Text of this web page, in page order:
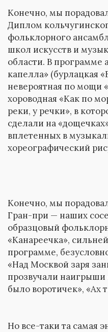
Конечно, мы
Диплом
фольклорного
школ искусств и
области. В программе
капелла» (бурлацкая
невероятная по мощи
хороводная «Как по
реки, у речки», в
сделали на
вплетенных в
хореографический
Конечно, мы
Гран-при — наших
образцовый
«Канареечка»,
программе,
«Над Москвой заря
прозвучали наигрыши
было воротичек», «Ах
Но все-таки та самая